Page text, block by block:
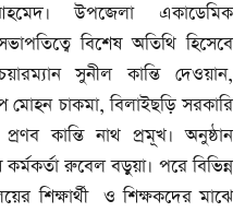
উপজেলা একাডেমিক
বিশেষ অতিথি হিসেবে
সুনীল কান্তি দেওয়ান,
মোহন চাকমা, বিলাইছড়ি সরকারি
কান্তি নাথ প্রমূখ। অনুষ্ঠান
রুবেল বড়ুয়া। পরে বিভিন্ন
শিক্ষার্থী ও শিক্ষকদের মাঝে